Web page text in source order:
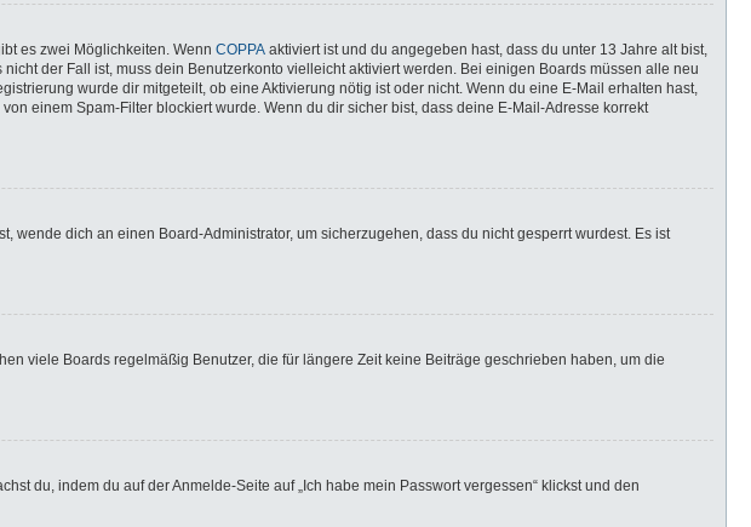
es zwei Möglichkeiten. Wenn COPPA aktiviert ist und du angegeben hast, dass du unter 13 Jahre alt bist,
der Fall ist, muss dein Benutzerkonto vielleicht aktiviert werden. Bei einigen Boards müssen alle neu
wurde dir mitgeteilt, ob eine Aktivierung nötig ist oder nicht. Wenn du eine E-Mail erhalten hast,
einem Spam-Filter blockiert wurde. Wenn du dir sicher bist, dass deine E-Mail-Adresse korrekt
dich an einen Board-Administrator, um sicherzugehen, dass du nicht gesperrt wurdest. Es ist
viele Boards regelmäßig Benutzer, die für längere Zeit keine Beiträge geschrieben haben, um die
du, indem du auf der Anmelde-Seite auf „Ich habe mein Passwort vergessen“ klickst und den